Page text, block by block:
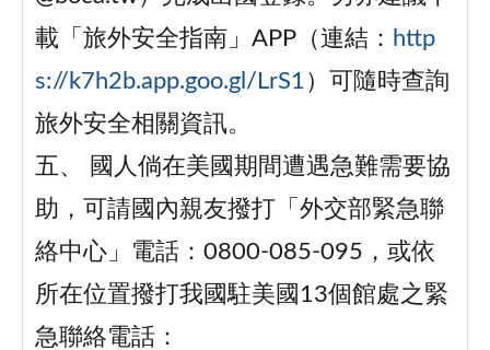
載「旅外安全指南」APP（連結： http
s://k7h2b.app.goo.gl/LrS1 ）可隨時查詢
旅外安全相關資訊。
五、 國人倘在美國期間遭遇急難需要協
助，可請國內親友撥打「外交部緊急聯
絡中心」電話：0800-085-095，或依
所在位置撥打我國駐美國13個館處之緊
急聯絡電話：